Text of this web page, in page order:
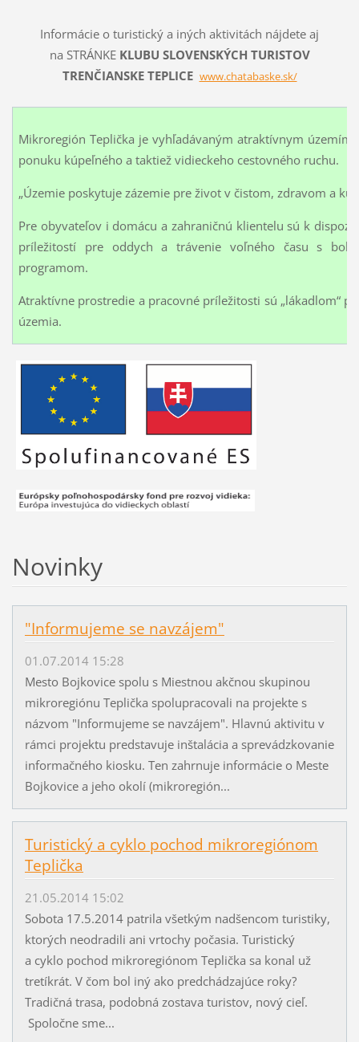
Informácie o turistický a iných aktivitách nájdete aj
na STRÁNKE KLUBU SLOVENSKÝCH TURISTOV
TRENČIANSKE TEPLICE www.chatabaske.sk/
Mikroregión Teplička je vyhľadávaným atraktívnym
ponuku kúpeľného a taktiež vidieckeho cestovného ruchu.
„Územie poskytuje zázemie pre život v čistom, zdravom a
Pre obyvateľov i domácu a zahraničnú klientelu sú k
príležitostí pre oddych a trávenie voľného času s
programom.
Atraktívne prostredie a pracovné príležitosti sú „lákadlom“
územia.
Novinky
"Informujeme se navzájem"
01.07.2014 15:28
Mesto Bojkovice spolu s Miestnou akčnou skupinou
mikroregiónu Teplička spolupracovali na projekte s
názvom "Informujeme se navzájem". Hlavnú aktivitu v
rámci projektu predstavuje inštalácia a sprevádzkovanie
informačného kiosku. Ten zahrnuje informácie o Meste
Bojkovice a jeho okolí (mikroregión...
Turistický a cyklo pochod mikroregiónom
Teplička
21.05.2014 15:02
Sobota 17.5.2014 patrila všetkým nadšencom turistiky,
ktorých neodradili ani vrtochy počasia. Turistický
a cyklo pochod mikroregiónom Teplička sa konal už
tretíkrát. V čom bol iný ako predchádzajúce roky?
Tradičná trasa, podobná zostava turistov, nový cieľ.
Spoločne sme...